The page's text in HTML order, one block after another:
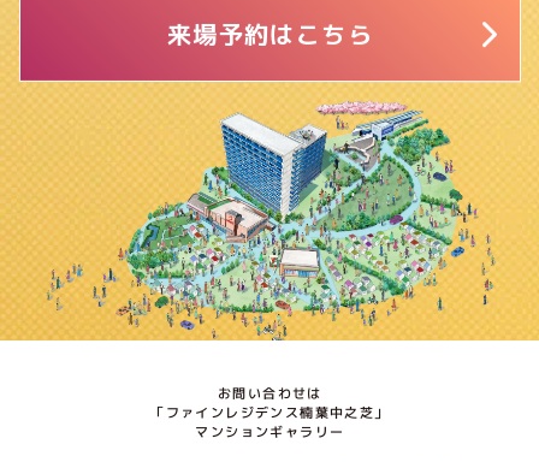
来場予約はこちら
お問い合わせは
「ファインレジデンス楠葉中之芝」
マンションギャラリー